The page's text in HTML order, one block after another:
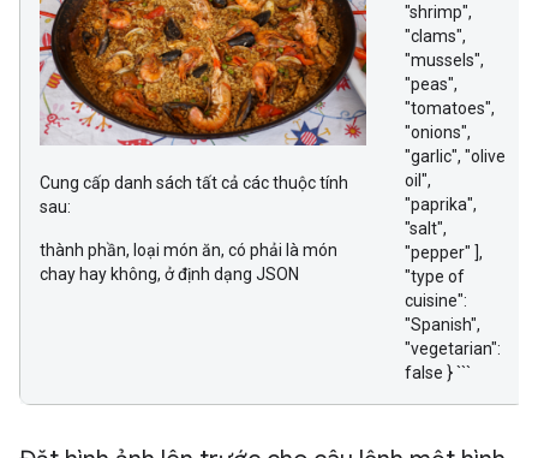
Cung cấp danh sách tất cả các thuộc tính
sau:
thành phần, loại món ăn, có phải là món
chay hay không, ở định dạng JSON
"shrimp",
"clams",
"mussels",
"peas",
"tomatoes",
"onions",
"garlic", "olive
oil",
"paprika",
"salt",
"pepper" ],
"type of
cuisine":
"Spanish",
"vegetarian":
false } ```